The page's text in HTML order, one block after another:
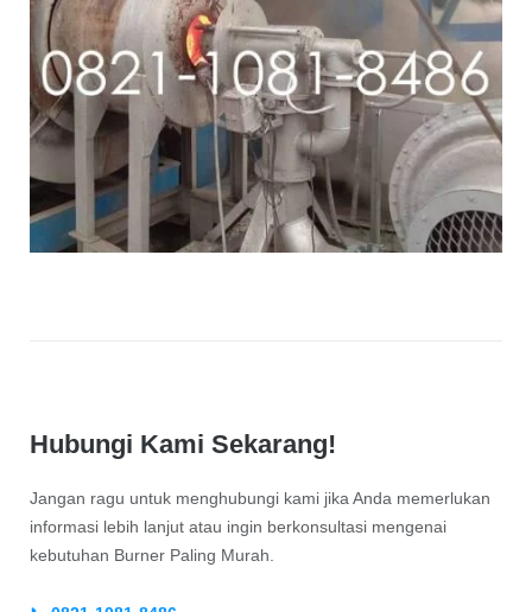
Hubungi Kami Sekarang!
Jangan ragu untuk menghubungi kami jika Anda memerlukan
informasi lebih lanjut atau ingin berkonsultasi mengenai
kebutuhan Burner Paling Murah.